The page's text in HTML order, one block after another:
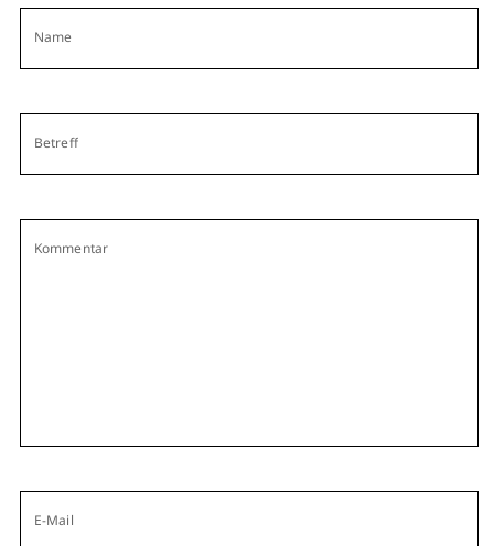
Name
Betreff
Kommentar
E-Mail